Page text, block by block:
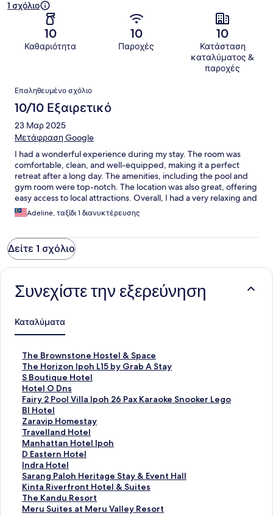
1 σχόλιο
10
Καθαριότητα
10
Παροχές
10
Κατάσταση
καταλύματος &
παροχές
Σχόλια
Επαληθευμένο σχόλιο
10/10 Εξαιρετικό
23 Μαρ 2025
Μετάφραση Google
I had a wonderful experience during my stay. The room was
comfortable, clean, and well-equipped, making it a perfect
retreat after a long day. The amenities, including the pool and
gym room were top-notch. The location was also great, offering
easy access to local attractions. Overall, I had a very relaxing and
enjoyable time, and I would definitely recommend this place to
others.
Adeline, ταξίδι 1 διανυκτέρευσης
Δείτε 1 σχόλιο
Συνεχίστε την εξερεύνηση
Καταλύματα
The Brownstone Hostel & Space
Σ
τ
ά
ν
τ
α
ρ
Σ
ύ
ν
δ
ε
σ
μ
ο
The Horizon Ipoh L15 by Grab A Stay
Σ
τ
ά
ν
τ
α
ρ
Σ
ύ
ν
δ
ε
σ
μ
S Boutique Hotel
Σ
τ
ά
ν
τ
α
ρ
Σ
ύ
ν
δ
ε
σ
Hotel O Dns
Σ
τ
ά
ν
τ
α
ρ
Σ
ύ
ν
δ
ε
Fairy 2 Pool Villa Ipoh 26 Pax Karaoke Snooker Lego
Σ
τ
ά
ν
τ
α
ρ
Σ
ύ
ν
δ
Bl Hotel
Σ
τ
ά
ν
τ
α
ρ
Σ
ύ
ν
Zaravip Homestay
Σ
τ
ά
ν
τ
α
ρ
Σ
ύ
Travelland Hotel
Σ
τ
ά
ν
τ
α
ρ
Σ
Manhattan Hotel Ipoh
Σ
τ
ά
ν
τ
α
ρ
D Eastern Hotel
Σ
τ
ά
ν
τ
α
Indra Hotel
Σ
τ
ά
ν
τ
Sarang Paloh Heritage Stay & Event Hall
Σ
τ
ά
ν
Kinta Riverfront Hotel & Suites
Σ
τ
ά
The Kandu Resort
Σ
τ
Meru Suites at Meru Valley Resort
Σ